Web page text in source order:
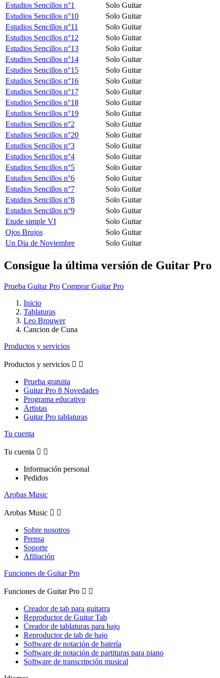
Estudios Sencillos n°1
Solo Guitar
Estudios Sencillos n°10
Solo Guitar
Estudios Sencillos n°11
Solo Guitar
Estudios Sencillos n°12
Solo Guitar
Estudios Sencillos n°13
Solo Guitar
Estudios Sencillos n°14
Solo Guitar
Estudios Sencillos n°15
Solo Guitar
Estudios Sencillos n°16
Solo Guitar
Estudios Sencillos n°17
Solo Guitar
Estudios Sencillos n°18
Solo Guitar
Estudios Sencillos n°19
Solo Guitar
Estudios Sencillos n°2
Solo Guitar
Estudios Sencillos n°20
Solo Guitar
Estudios Sencillos n°3
Solo Guitar
Estudios Sencillos n°4
Solo Guitar
Estudios Sencillos n°5
Solo Guitar
Estudios Sencillos n°6
Solo Guitar
Estudios Sencillos n°7
Solo Guitar
Estudios Sencillos n°8
Solo Guitar
Estudios Sencillos n°9
Solo Guitar
Etude simple VI
Solo Guitar
Ojos Brujos
Solo Guitar
Un Dia de Noviembre
Solo Guitar
Consigue la última versión de Guitar Pro
Prueba Guitar Pro Comprar Guitar Pro
Inicio
Tablaturas
Leo Brouwer
Cancion de Cuna
Productos y servicios
Productos y servicios  
Prueba gratuita
Guitar Pro 8 Novedades
Programa educativo
Artistas
Guitar Pro tablaturas
Tu cuenta
Tu cuenta  
Información personal
Pedidos
Arobas Music
Arobas Music  
Sobre nosotros
Prensa
Soporte
Afiliación
Funciones de Guitar Pro
Funciones de Guitar Pro  
Creador de tab para guitarra
Reproductor de Guitar Tab
Creador de tablaturas para bajo
Reproductor de tab de bajo
Software de notación de batería
Software de notación de partituras para piano
Software de transcripción musical